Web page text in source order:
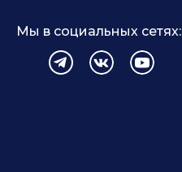
Мы в социальных сетях: